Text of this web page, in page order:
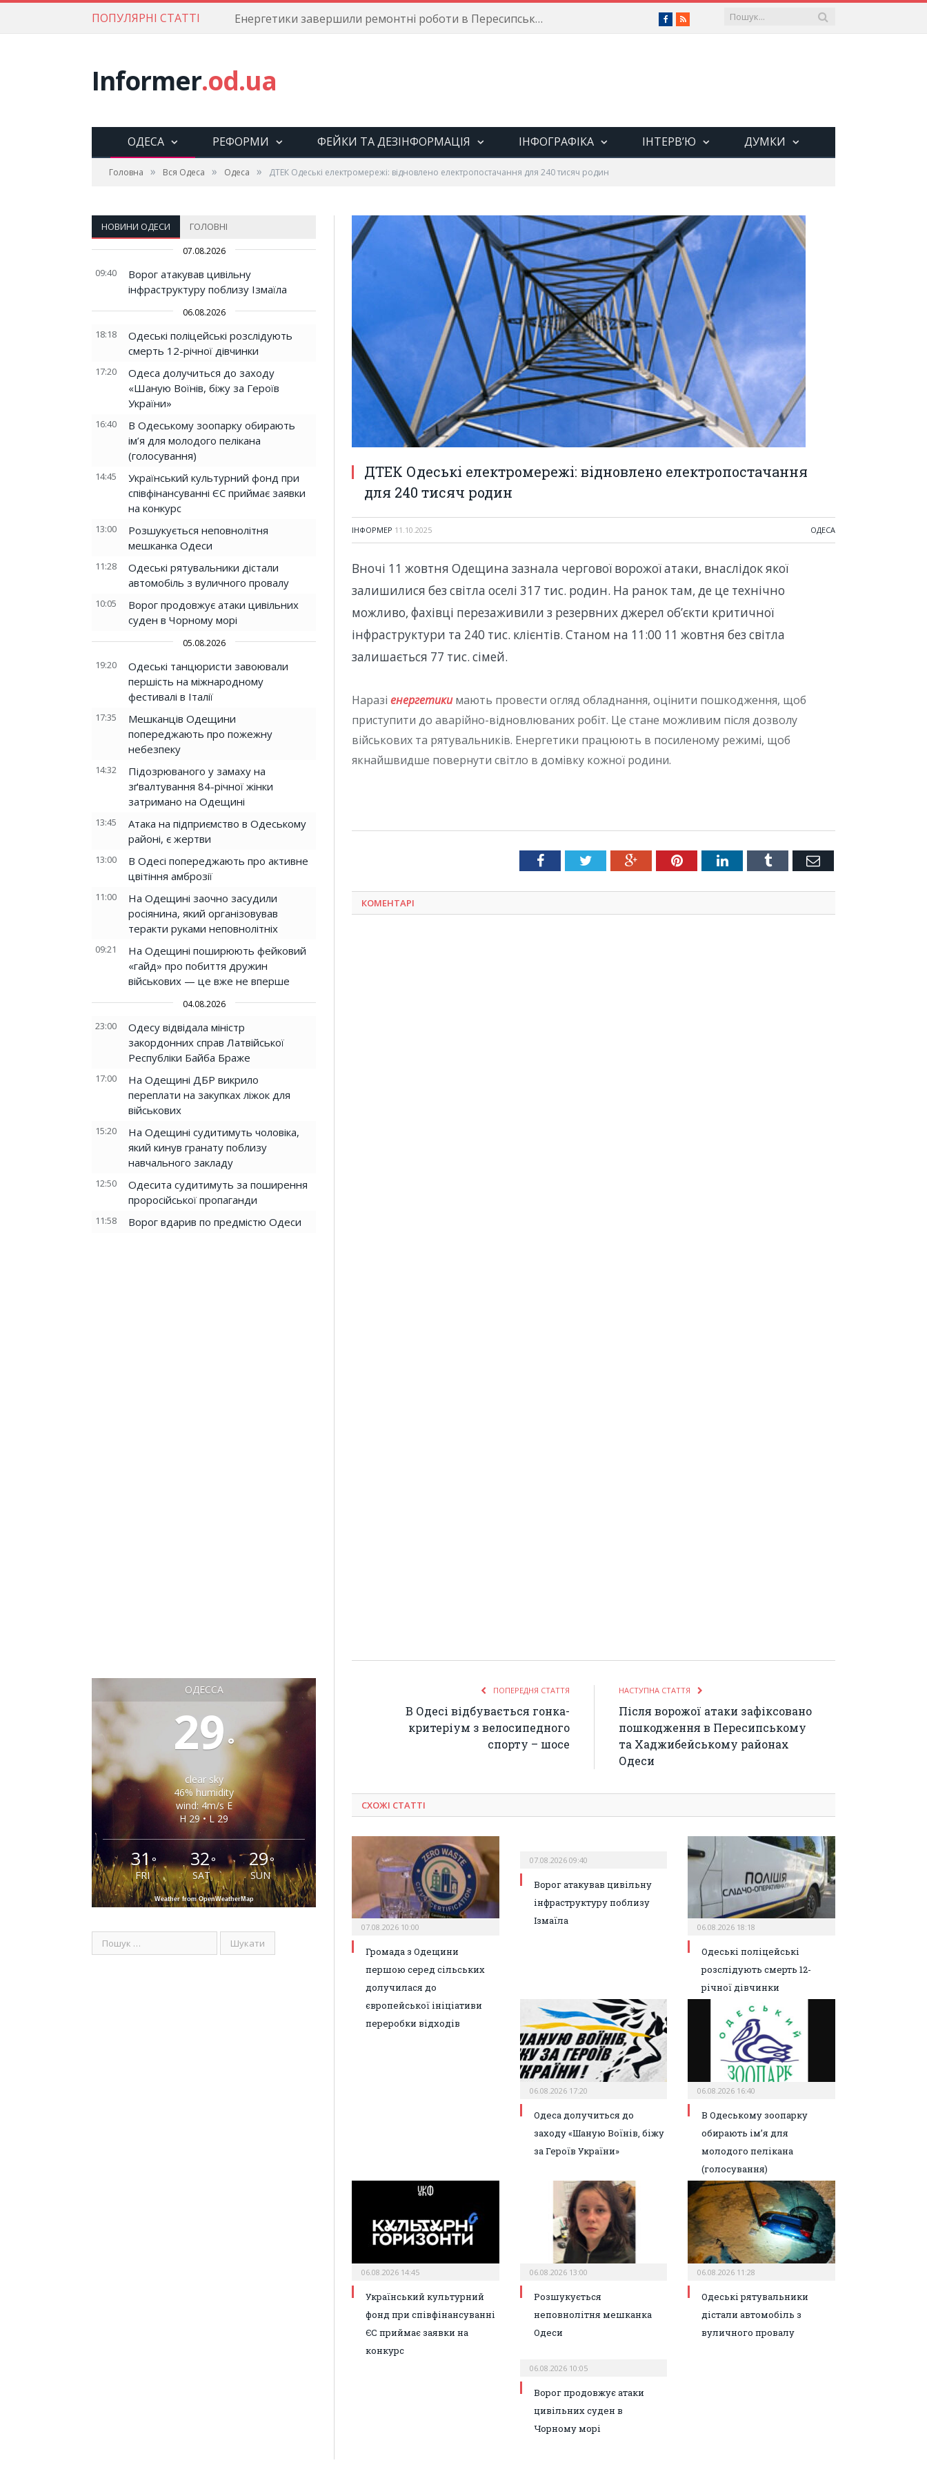
ПОПУЛЯРНІ СТАТТІ Енергетики завершили ремонтні роботи в Пересипському районі Facebook
RSS
Informer.od.ua
ОДЕСА РЕФОРМИ ФЕЙКИ ТА ДЕЗІНФОРМАЦІЯ ІНФОГРАФІКА ІНТЕРВ’Ю ДУМКИ
Головна » Вся Одеса » Одеса » ДТЕК Одеські електромережі: відновлено електропостачання для 240 тисяч родин
НОВИНИ ОДЕСИ ГОЛОВНІ
07.08.2026
09:40
Ворог атакував цивільну
інфраструктуру поблизу Ізмаїла
06.08.2026
18:18
Одеські поліцейські розслідують
смерть 12-річної дівчинки
17:20
Одеса долучиться до заходу
«Шаную Воїнів, біжу за Героїв
України»
16:40
В Одеському зоопарку обирають
ім’я для молодого пелікана
(голосування)
14:45
Український культурний фонд при
співфінансуванні ЄС приймає заявки
на конкурс
13:00
Розшукується неповнолітня
мешканка Одеси
11:28
Одеські рятувальники дістали
автомобіль з вуличного провалу
10:05
Ворог продовжує атаки цивільних
суден в Чорному морі
05.08.2026
19:20
Одеські танцюристи завоювали
першість на міжнародному
фестивалі в Італії
17:35
Мешканців Одещини
попереджають про пожежну
небезпеку
14:32
Підозрюваного у замаху на
зґвалтування 84-річної жінки
затримано на Одещині
13:45
Атака на підприємство в Одеському
районі, є жертви
13:00
В Одесі попереджають про активне
цвітіння амброзії
11:00
На Одещині заочно засудили
росіянина, який організовував
теракти руками неповнолітніх
09:21
На Одещині поширюють фейковий
«гайд» про побиття дружин
військових — це вже не вперше
04.08.2026
23:00
Одесу відвідала міністр
закордонних справ Латвійської
Республіки Байба Браже
17:00
На Одещині ДБР викрило
переплати на закупках ліжок для
військових
15:20
На Одещині судитимуть чоловіка,
який кинув гранату поблизу
навчального закладу
12:50
Одесита судитимуть за поширення
проросійської пропаганди
11:58 Ворог вдарив по предмістю Одеси
ОДЕССА
29°
clear sky
46% humidity
wind: 4m/s E
H 29 • L 29
31°
FRI
32°
SAT
29°
SUN
Weather from OpenWeatherMap
ДТЕК Одеські електромережі: відновлено електропостачання
для 240 тисяч родин
ІНФОРМЕР 11.10.2025 ОДЕСА
Вночі 11 жовтня Одещина зазнала чергової ворожої атаки, внаслідок якої
залишилися без світла оселі 317 тис. родин. На ранок там, де це технічно
можливо, фахівці перезаживили з резервних джерел обʼєкти критичної
інфраструктури та 240 тис. клієнтів. Станом на 11:00 11 жовтня без світла
залишається 77 тис. сімей.
Наразі енергетикимають провести огляд обладнання, оцінити пошкодження, щоб
приступити до аварійно-відновлюваних робіт. Це стане можливим після дозволу
військових та рятувальників. Енергетики працюють в посиленому режимі, щоб
якнайшвидше повернути світло в домівку кожної родини.
FacebookTwitter Google+PinterestLinkedInTumblr Емейл
КОМЕНТАРІ
ПОПЕРЕДНЯ СТАТТЯ
В Одесі відбувається гонка-
критеріум з велосипедного
спорту – шосе
НАСТУПНА СТАТТЯ
Після ворожої атаки зафіксовано
пошкодження в Пересипському
та Хаджибейському районах
Одеси
СХОЖІ СТАТТІ
07.08.2026 10:00
Громада з Одещини
першою серед сільських
долучилася до
європейської ініціативи
переробки відходів
07.08.2026 09:40
Ворог атакував цивільну
інфраструктуру поблизу
Ізмаїла
06.08.2026 18:18
Одеські поліцейські
розслідують смерть 12-
річної дівчинки
06.08.2026 17:20
Одеса долучиться до
заходу «Шаную Воїнів, біжу
за Героїв України»
06.08.2026 16:40
В Одеському зоопарку
обирають ім’я для
молодого пелікана
(голосування)
06.08.2026 14:45
Український культурний
фонд при співфінансуванні
ЄС приймає заявки на
конкурс
06.08.2026 13:00
Розшукується
неповнолітня мешканка
Одеси
06.08.2026 11:28
Одеські рятувальники
дістали автомобіль з
вуличного провалу
06.08.2026 10:05
Ворог продовжує атаки
цивільних суден в
Чорному морі